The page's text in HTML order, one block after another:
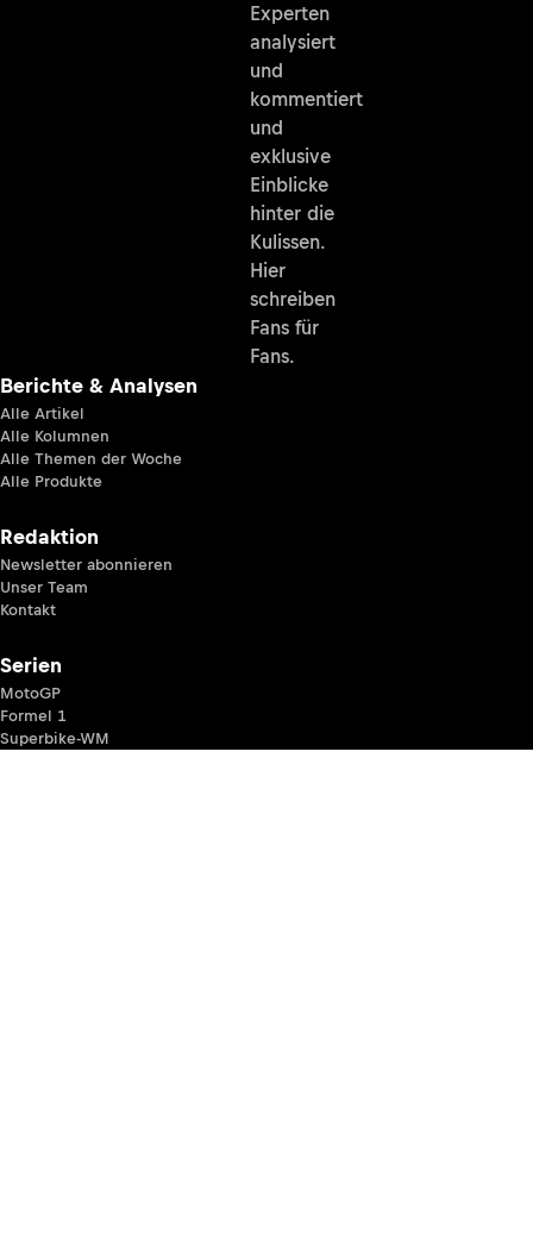
Experten
analysiert
und
kommentiert
und
exklusive
Einblicke
hinter die
Kulissen.
Hier
schreiben
Fans für
Fans.
Berichte & Analysen
Alle Artikel
Alle Kolumnen
Alle Themen der Woche
Alle Produkte
Redaktion
Newsletter abonnieren
Unser Team
Kontakt
Serien
MotoGP
Formel 1
Superbike-WM